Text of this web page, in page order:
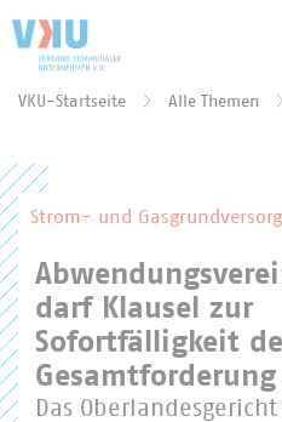
VKU-Startseite Alle Themen
Strom- und
darf Klausel zur
Sofortfälligkeit
Das Oberlandesgericht